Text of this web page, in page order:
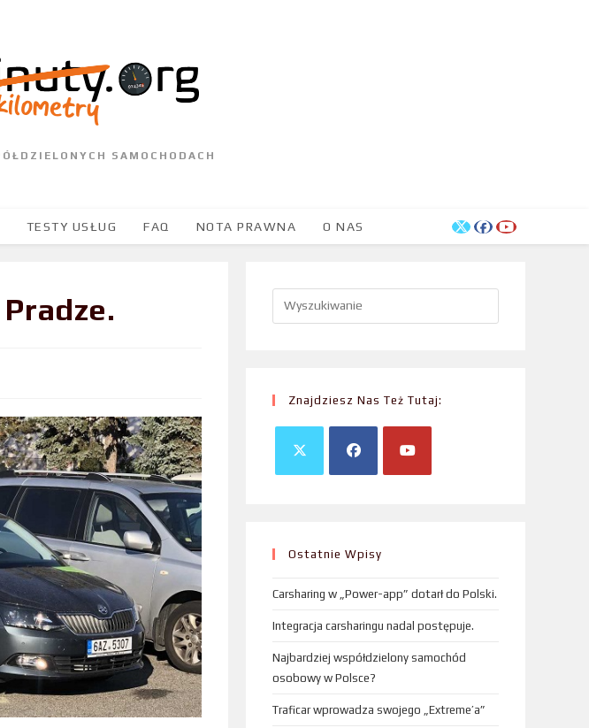
SAMOCHODACH
TESTY USŁUG FAQ NOTA PRAWNA O NAS
Znajdziesz Nas Też Tutaj:
Ostatnie Wpisy
Carsharing w „Power-app” dotarł do Polski.
Integracja carsharingu nadal postępuje.
Najbardziej współdzielony samochód
osobowy w Polsce?
Traficar wprowadza swojego „Extreme’a”